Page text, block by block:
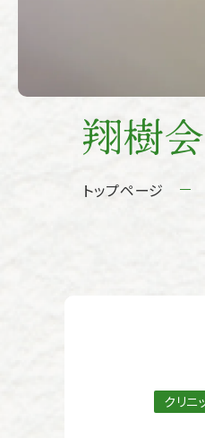
翔樹
トップページ
クリニ